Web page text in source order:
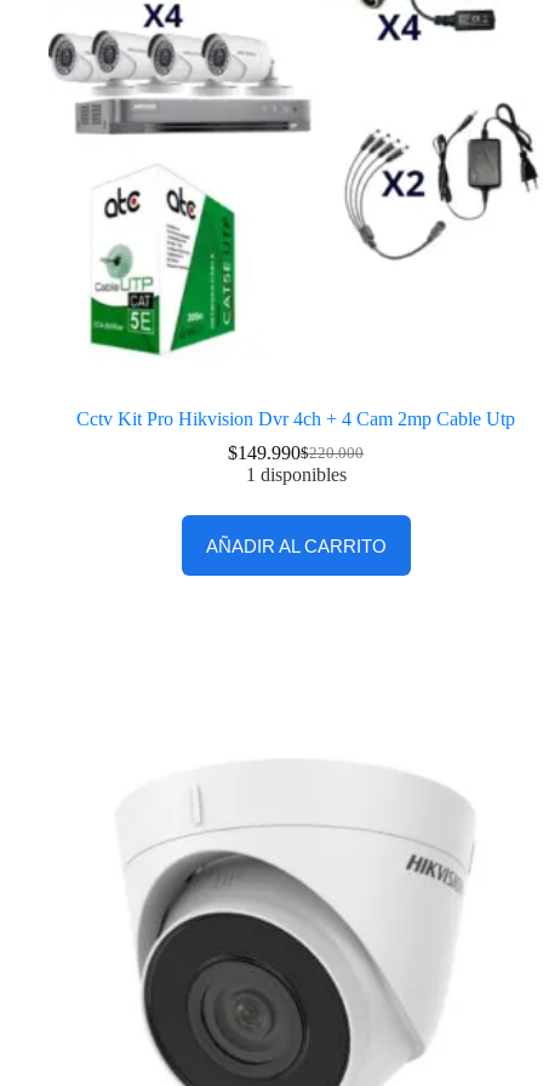
Cctv Kit Pro Hikvision Dvr 4ch + 4 Cam 2mp Cable Utp
$220.000
$149.990
1 disponibles
AÑADIR AL CARRITO